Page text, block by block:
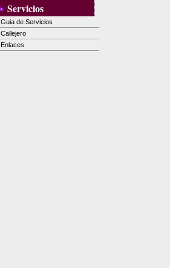
Servicios
Guia de Servicios
Callejero
Enlaces